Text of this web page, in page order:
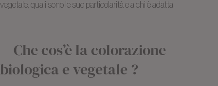
vegetale, quali sono le sue particolarità e a chi è adatta.
Che cos’è la colorazione
biologica e vegetale ?